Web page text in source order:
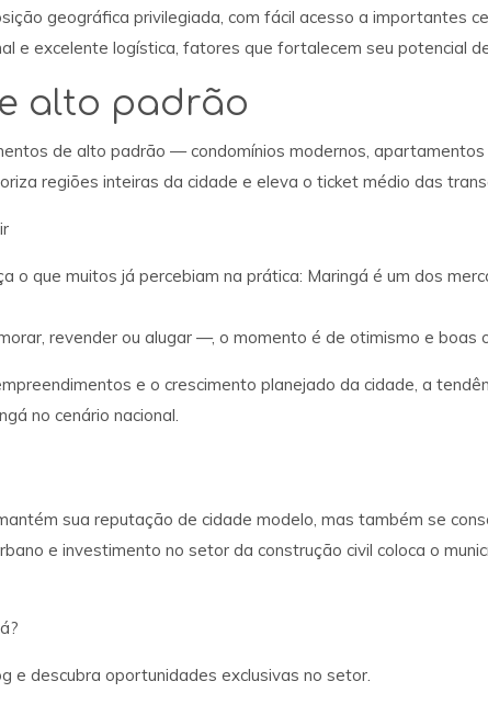
geográfica privilegiada, com fácil acesso a importantes
e excelente logística, fatores que fortalecem seu potencial
alto padrão
de alto padrão — condomínios modernos,
regiões inteiras da cidade e eleva o ticket médio das
o que muitos já percebiam na prática: Maringá é um dos
revender ou alugar —, o momento é de otimismo e boas
e o crescimento planejado da cidade, a
no cenário nacional.
sua reputação de cidade modelo, mas também se
e investimento no setor da construção civil coloca o
e descubra oportunidades exclusivas no setor.